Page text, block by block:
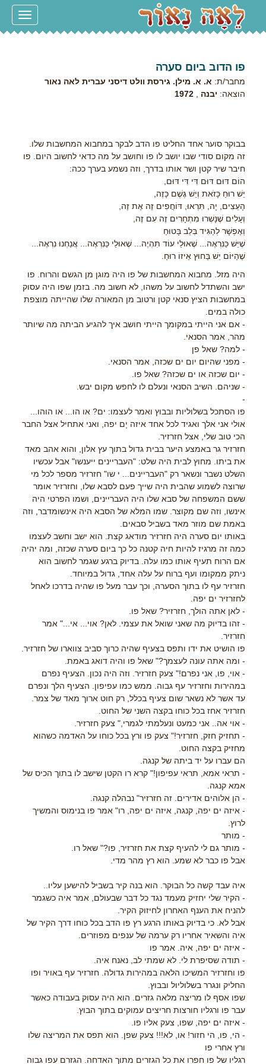
Toggle
פו הדוב ביום סערה
מחבר/ת: א. א. מילן. גירסת וולט דיסני עברית לאה נאור
הוצאה: יבנה 1972
בבוקר סוער אחד החליט פו הדב לבקר במחבוא המחשבות שלו.
זה מקום סודי שבו יושב לו פו וחושב על מה כדאי לחשוב היום. פו
חיבר שיר קטן ושר אותו בדרך, וזה נשמע בערך ככה:
הוֹם דּוּם דּוּם דִּי דִּי דּוּם,
יֵשׁ רוּחַ כָּזֹאת וְיֵשׁ גֶּשֶׁם כָּזֶה,
הָעֵצִים, יָה, תִּרְאוּ, דּוֹחֲפִים זֶה אֶת זֶה,
וְעָלִים שֶׁנָּשְׁרוּ מִתְחָרִים זֶה עִם זֶה,
וְאֶפְשָׁר לְהַגִּיד בְּלֵב בָּטוּחַ
שֶׁיֵּשׁ כַּנִּרְאֶה... שֶׁאוּלַי עוֹד תִּהְיֶה... שֶׁאוּלַי כַּנִּרְאֶה... אֲנַחְנוּ נִרְאֶה...
שֶׁהַיּוֹם יֵשׁ בַּחוּץ אֵיזוֹ רוּחַ.
היה מזל. מחבוא המחשבות של פו היה מוגן מן הגשם והרוח. פו
ישב והשתדל לחשוב על משהו, לא חשוב מה. בזמן שפו היה עסוק
במחשבות הציץ סנאי קטן ורטוב מן המאורה שלו שהייתה מוצפת
כולה במים.
- אם אני הייתי במקומך הייתי חושב איך להגיע הביתה מה שיותר
מהר, אמר הסנאי.
- למה? שאל פן
- מפני שהיום יום ים שכזה, אמר הסנאי.
- יום שכזה או ים שכזה? שאל פו.
- שניהם. השיב הסנאי ונעלם לו לחפש מקום יבש.
-
פו הסתכל בשלוליות ובבוץ ואמר לעצמו: ים? או הו... או הוהו...
אולי אני אלך ואגיד לכל אחד איזה יָם יפה, ואני אתחיל אצל החבר
הכי טוב שלי, אצל חזרזיר.
חזרזיר גר באמצע היער בבית גדול בתוך עץ אלון, והוא אהב מאד
את ביתו. מחוץ לבית היה שלט: "העבריינים ייענשו" אבל עכשיו
השלט נשבר ונשאר רק "העבריינים... י שו" חזרזיר מספר לכל מי
שרוצה לשמוע שהבית היה שייך פעם לסבא שלו, וחזרזיר אומר
ששם המשפחה של סבא שלו היה העבריינים, ושמו הפרטי היה
אינשו, וזה שם מקוצר. שמו המלא של הסבא היה אינשומדבר, וזה
באמת שם מוזר מאד בשביל סבאים.
באותו יום סערה היה חזרזיר מודאג קצת. הוא ישב וחשב לעצמו
כמה זה מרגיז להיות חיה קטנה כל כך ביום סערה שכזה, ומה יהיה
אם הרוח תעיף אותו כמו עלה. בדיוק ברגע שגמר לחשוב הוא
ניתק ממקומו ועף ברוח על עלה אחד, גדול במיוחד.
חזרזיר עף לו בתוך הסערה, וכך עבר מעל פו שהיה בדרכו לאחל
לחזרזיר ים יפה.
- לאן אתה הולך, חזרזיר? שאל פו.
- זהו בדיוק מה שאני שואל את עצמי. לאן? אוי... אי..." אמר
חזרזיר.
פו הושיט את ידו ותפס בצעיף שהיה כרוך סביב צווארו של חזרזיר.
- ומה אתה עונה לעצמך?" שאל פו והיה דואג באמת.
- אוי, פו, אני נפרם!" צעק חזרזיר. וזה היה נכון. הצעיף נפרם
במהירות וחזרזיר עף גבוה. ממש כמו עפיפון. הצעיף הלך ונפרם
עד אשר לא נשאר שום צעיף בכלל, רק חוט ארוך מאד של צמר.
חזרזיר אחז בכל כוחו בקצה השני של החוט.
- אוי אה.. אני כמעט ונעלמתי לגמרי," צעק חזרזיר.
- תחזיק חזק, חזרזיר!" צעק פו ורץ בכל כוחו על האדמה כשהוא
מחזיק בקצה החוט.
הם עברו על יד ביתה של קנגה.
- תראי אמא, תראי עפיפון!" קרא רו הקטן שישב לו בתוך הכיס של
אמא קנגה.
- הן אלוהים אדירים. זה חזרזיר" נבהלה קנגה.
- איזה ים יפה, קנגה, איזה ים יפה, רו" אמר פו בנימוס והמשיך
לרוץ.
- מותר
- מותר גם לי להעיף קצת את חזרזיר, פו?" שאל רו.
אבל פו כבר לא שמע. הוא רץ מהר מדי.
איה עבד קשה כל הבוקר. הוא בנה קיר בשביל להישען עליו..
- הקיר שלי יחזיק מעמד נגד כל דבר שבעולם, אמר איה כשגמר
להניח את הענף האחרון לחיזוק הקיר.
אבל לא. כי בדיוק באותו הרגע רץ פו הדב בכל כוחו דרך הקיר של
איה והשאיר אחריו רק ערמה של ענפים מפוזרים.
- איזה ים יפה, איה. אמר פו
- תודה שסיפרת לי. לא שמתי לב, נאנח איה.
פו וחזרזיר המשיכו הלאה במהירות גדולה. חזרזיר עף באויר ופו
החליק ונגרר בשלוליול ובבוץ.
שפו אסף לו מריצה מלאה גזרים. הוא היה עסוק בעבודה כאשר
עבר פו ורגליו חורצות חריצים עמוקים בתוך הבוץ.
- איזה ים יפה, שפו, צעק אליו פו.
- הי, פו, הי חזור! או, לא!!! צעק שפן. הוא תפס את המריצה שלו
ורץ אחרי פו
רגליו של פו חפרו את כל הגזרים מתוך האדחה. הגזרם עפו גבוה